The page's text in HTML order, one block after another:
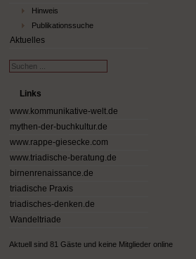
Hinweis
Publikationssuche
Aktuelles
Suchen
...
Links
www.kommunikative-welt.de
mythen-der-buchkultur.de
www.rappe-giesecke.com
www.triadische-beratung.de
birnenrenaissance.de
triadische Praxis
triadisches-denken.de
Wandeltriade
Aktuell sind 81 Gäste und keine Mitglieder online